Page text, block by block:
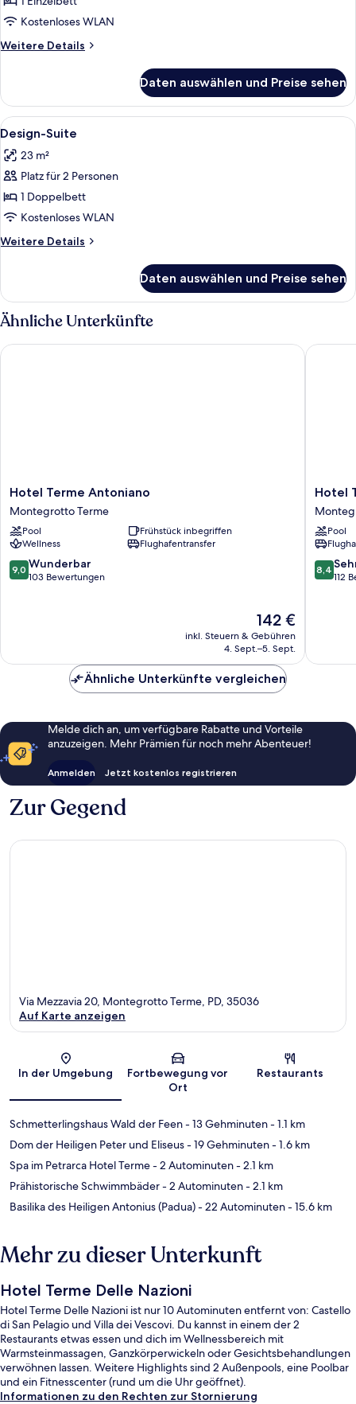
Kostenloses WLAN
Weitere Details
Weitere
Einzelzimmer
Daten auswählen und Preise sehen
Alle
Fotos
für
Design-
Suite
anzeigen
Ein ordentlich bezogenes Bett in
6
Design-Suite
23 m²
Platz für 2 Personen
1 Doppelbett
Kostenloses WLAN
Weitere Details
Weitere
Suite
Daten auswählen und Preise sehen
Ähnliche Unterkünfte
Hotel
Terme
Antoniano
Montegrotto
Terme
Hotel Terme Antoniano
Montegrotto Terme
Pool
Frühstück inbegriffen
Wellness
Flughafentransfer
9.0
von
9,0 Wunderbar
103 Bewertungen
Der
Preis
beträgt
142 €
inkl. Steuern & Gebühren
4. Sept.–5. Sept.
Hotel Terme Antoniano
Hotel
Terme
Millepini
Terme
Hotel
Pool
8.4
von
8,4
112
Hotel
Ähnliche Unterkünfte vergleichen
Melde dich an, um verfügbare Rabatte und Vorteile
anzuzeigen. Mehr Prämien für noch mehr Abenteuer!
Anmelden Jetzt kostenlos registrieren
Zur Gegend
Karte
Via Mezzavia 20, Montegrotto Terme, PD, 35036
Auf Karte anzeigen
In der Umgebung
Fortbewegung vor
Ort
Restaurants
Schmetterlingshaus Wald der Feen- 13 Gehminuten- 1.1 km
Dom der Heiligen Peter und Eliseus- 19 Gehminuten- 1.6 km
Spa im Petrarca Hotel Terme- 2 Autominuten- 2.1 km
Prähistorische Schwimmbäder- 2 Autominuten- 2.1 km
Basilika des Heiligen Antonius (Padua)- 22 Autominuten- 15.6 km
Mehr zu dieser Unterkunft
Hotel Terme Delle Nazioni
Hotel Terme Delle Nazioni ist nur 10 Autominuten entfernt von: Castello
di San Pelagio und Villa dei Vescovi. Du kannst in einem der 2
Restaurants etwas essen und dich im Wellnessbereich mit
Warmsteinmassagen, Ganzkörperwickeln oder Gesichtsbehandlungen
verwöhnen lassen. Weitere Highlights sind 2 Außenpools, eine Poolbar
und ein Fitnesscenter (rund um die Uhr geöffnet).
Informationen zu den Rechten zur Stornierung